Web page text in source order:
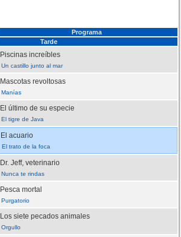
Programa
Tarde
Piscinas increíbles
Un castillo junto al mar
Mascotas revoltosas
Manías
El último de su especie
El tigre de Java
El acuario
El trato de la foca
Dr. Jeff, veterinario
Nunca te rindas
Pesca mortal
Purgatorio
Los siete pecados animales
Orgullo